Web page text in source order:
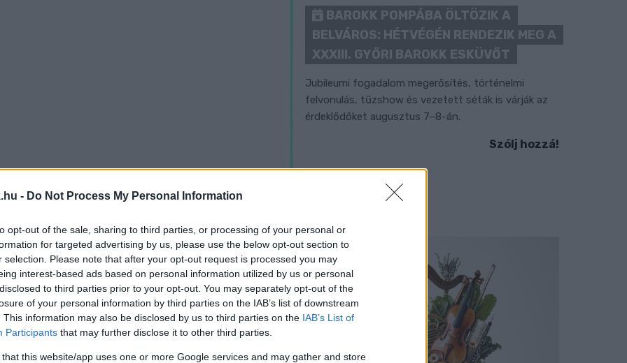
- Do Not Process My Personal Information
opt-out of the sale, sharing to third parties, or processing of your personal or
for targeted advertising by us, please use the below opt-out section to
selection. Please note that after your opt-out request is processed you may
interest-based ads based on personal information utilized by us or personal
to third parties prior to your opt-out. You may separately opt-out of the
of your personal information by third parties on the IAB’s list of downstream
This information may also be disclosed by us to third parties on the IAB’s List of
Participants that may further disclose it to other third parties.
that this website/app uses one or more Google services and may gather and store
BAROKK POMPÁBA ÖLTÖZIK A
BELVÁROS: HÉTVÉGÉN RENDEZIK MEG A
XXXIII. GYŐRI BAROKK ESKÜVŐT
Jubileumi fogadalom megerősítés, történelmi
felvonulás, tűzshow és vezetett séták is várják az
érdeklődőket augusztus 7–8-án.
Szólj hozzá!